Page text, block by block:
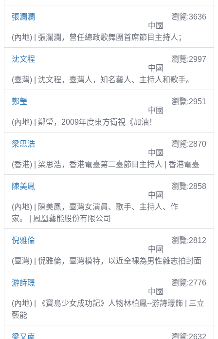
張瀾瀾
瀏覽:3636
中國
(內地) | 張瀾瀾，曾任總政歌舞團首席節目主持人；
沈文程
瀏覽:2997
中國
(臺灣) | 沈文程，臺灣人，知名藝人、主持人和歌手。
鄭瑩
瀏覽:2951
中國
(內地) | 鄭瑩，2009年度東方衛視《加油！
梁思浩
瀏覽:2870
中國
(香港) | 梁思浩，香港電臺第二臺節目主持人 | 香港電臺
陳美鳳
瀏覽:2858
中國
(內地) | 陳美鳳，臺灣女演員、歌手、主持人、作
家。 | 鳳凰藝能股份有限公司
倪雅倫
瀏覽:2812
中國
(臺灣) | 倪雅倫，臺灣模特，以近全裸為男性雜志拍封面
游詩璟
瀏覽:2776
中國
(內地) | 《寶島少女成功記》人物林柏鳳--游詩璟飾 | 三立
藝能
梁又南
瀏覽:2632